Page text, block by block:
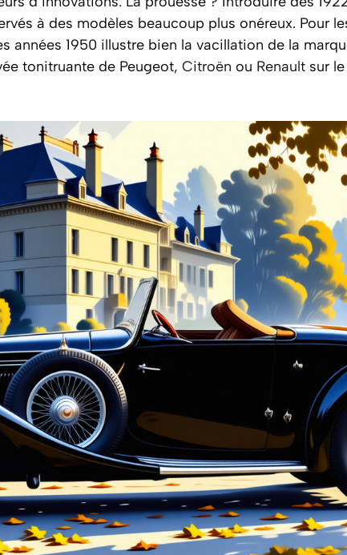
à des modèles beaucoup plus onéreux. Pour
années 1950 illustre bien la vacillation de la
tonitruante de Peugeot, Citroën ou Renault sur